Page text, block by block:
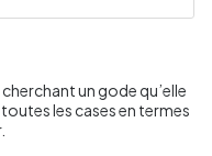
un gode qu’elle
les cases en termes